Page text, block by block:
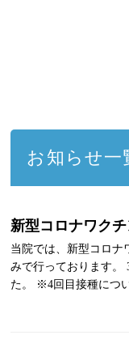
お知らせ一
新型コロナワク
当院では、新型コロナ
みで行っております。
た。 ※4回目接種につ